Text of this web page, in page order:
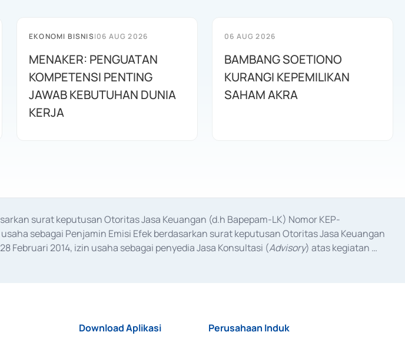
EKONOMI BISNIS|06 AUG 2026
MENAKER: PENGUATAN
KOMPETENSI PENTING
JAWAB KEBUTUHAN DUNIA
KERJA
06 AUG 2026
BAMBANG SOETIONO
KURANGI KEPEMILIKAN
SAHAM AKRA
surat keputusan Otoritas Jasa Keuangan (d.h Bapepam-LK) Nomor KEP-
sebagai Penjamin Emisi Efek berdasarkan surat keputusan Otoritas Jasa Keuangan
Februari 2014, izin usaha sebagai penyedia Jasa Konsultasi (Advisory) atas kegiatan
Download Aplikasi Perusahaan Induk